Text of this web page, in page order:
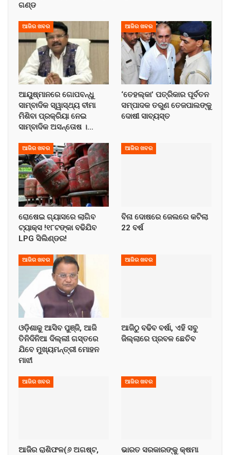
ଗଣ୍ଡ
ଆଜିର ଖବର
ଆୟୁଷ୍ମାନରେ ଗୋପବନ୍ଧୁ
ସାମ୍ବାଦିକ ସ୍ୱାସ୍ଥ୍ୟ ବୀମା
ମିଶିବା ପ୍ରକ୍ରିୟା ନେଇ
ସାମ୍ବାଦିକ ଅସନ୍ତୋଷ ।…
ଆଜିର ଖବର
‘ତେହଲ୍‌କା’ ପତ୍ରିକାର ପୂର୍ବତନ
ସମ୍ପାଦକ ତରୁଣ ତେଜପାଲଙ୍କୁ
ଦୋଷୀ ସାବ୍ୟସ୍ତ
ଆଜିର ଖବର
ରୋଷେଇ ଗ୍ୟାସରେ ଲାଗିବ
ଟ୍ୟାକ୍ସ !୧୮ଟଙ୍କା ବଢିଯିବ
LPG ସିଲିଣ୍ଡର!
ଆଜିର ଖବର
ବିନା ଦୋଷରେ ଜେଲରେ କଟିଲା
22 ବର୍ଷ
ଆଜିର ଖବର
ଓଡ଼ିଶାକୁ ଆସିବ ପୁଞ୍ଜି, ଆଜି
ତିନିଦିନିଆ ଦିଲ୍ଲୀ ଗସ୍ତରେ
ଯିବେ ମୁଖ୍ୟମନ୍ତ୍ରୀ ମୋହନ
ମାଝୀ
ଆଜିର ଖବର
ଆଜିଠୁ ବଢିବ ବର୍ଷା, ଏହି ସବୁ
ଜିଲ୍ଲାରେ ପ୍ରବଳ ଛେଚିବ
ଆଜିର ଖବର
ଆଜିର ରାଶିଫଳ(୬ ଅଗଷ୍ଟ,
ଆଜିର ଖବର
ଭାରତ ସରକାରଙ୍କୁ କ୍ଷମା